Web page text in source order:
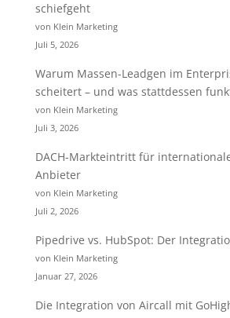
schiefgeht
von Klein Marketing
Juli 5, 2026
Warum Massen-Leadgen im
scheitert – und was stattdessen
von Klein Marketing
Juli 3, 2026
DACH-Markteintritt für
Anbieter
von Klein Marketing
Juli 2, 2026
Pipedrive vs. HubSpot: Der
von Klein Marketing
Januar 27, 2026
Die Integration von Aircall mit